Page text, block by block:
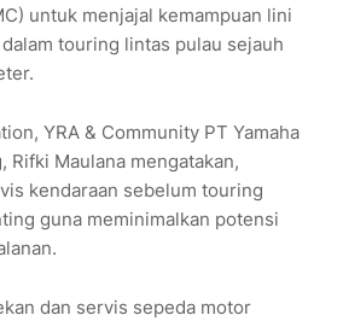
untuk menjajal kemampuan lini
touring lintas pulau sejauh
YRA & Community PT Yamaha
Rifki Maulana mengatakan,
kendaraan sebelum touring
guna meminimalkan potensi
dan servis sepeda motor